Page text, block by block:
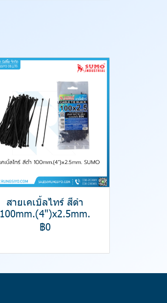
สายเคเบิ้ลไทร์ สีดำ
100mm.(4")x2.5mm.
฿0